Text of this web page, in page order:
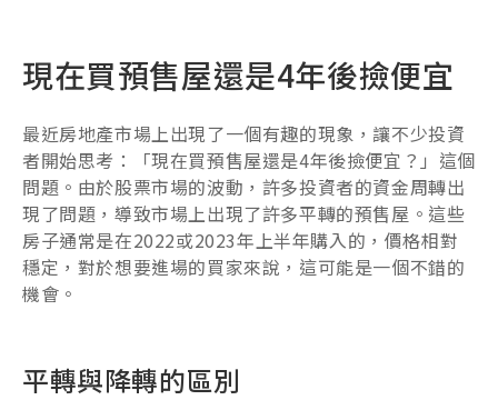
現在買預售屋還是4年後撿便宜
最近房地產市場上出現了一個有趣的現象，讓不少投資
者開始思考：「現在買預售屋還是4年後撿便宜？」這個
問題。由於股票市場的波動，許多投資者的資金周轉出
現了問題，導致市場上出現了許多平轉的預售屋。這些
房子通常是在2022或2023年上半年購入的，價格相對
穩定，對於想要進場的買家來說，這可能是一個不錯的
機會。
平轉與降轉的區別